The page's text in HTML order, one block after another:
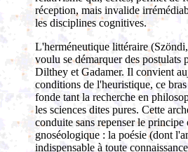
réception, mais invalide
les disciplines cognitives.
L'herméneutique littéraire
voulu se démarquer des postulats
Dilthey et Gadamer. Il convient
conditions de l'heuristique, ce
fonde tant la recherche en
les sciences dites pures. Cette
conduite sans repenser le
gnoséologique : la poésie (dont
indispensable à toute